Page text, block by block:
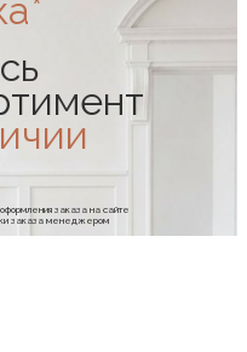
заказа на сайте
заказа менеджером